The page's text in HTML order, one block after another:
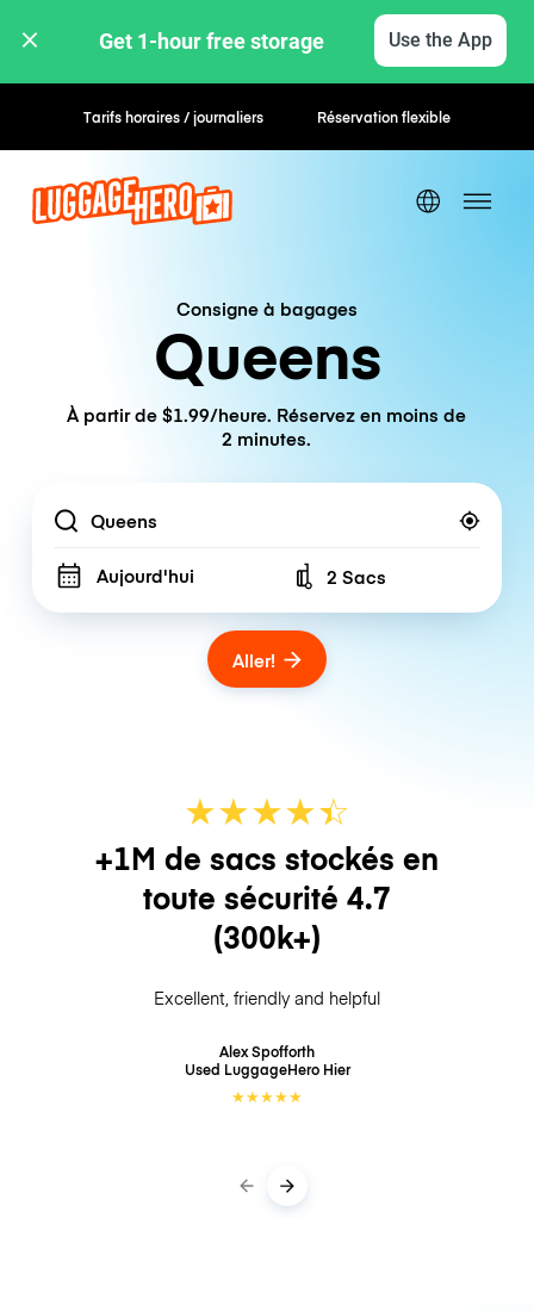
Get 1-hour free storage Use the App
Tarifs horaires / journaliers Réservation flexible
Consigne à bagages
Queens
À partir de $1.99/heure. Réservez en moins de
2 minutes.
Location
Aujourd'hui Number of bags
2 Sacs
Aller!
★★★★☆
★
+1M de sacs stockés en
toute sécurité 4.7
(300k+)
Excellent, friendly and helpful
Alex Spofforth
Used LuggageHero Hier
★★★★★